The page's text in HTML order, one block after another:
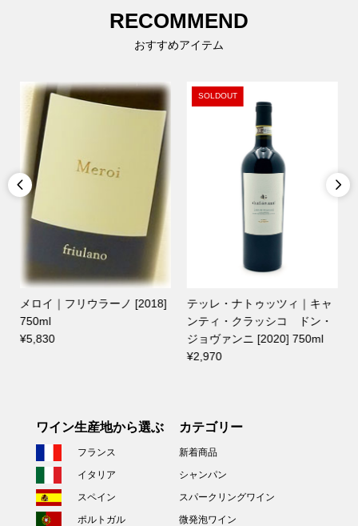
RECOMMEND
おすすめアイテム

ラーノ [2018]
SOLDOUT
テッレ・ナトゥッツィ｜キャ
ンティ・クラッシコ ドン・
ジョヴァンニ [2020] 750ml
ディット・セリ
ロール [2021]
¥1,870

ワイン生産地から選ぶ
フランス
イタリア
スペイン
ポルトガル
カテゴリー
新着商品
シャンパン
スパークリングワイン
微発泡ワイン